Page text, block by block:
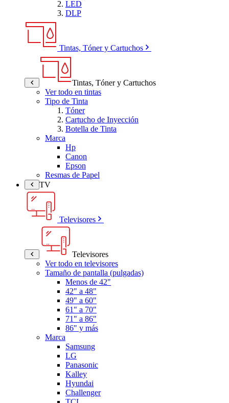
LED
DLP
Tintas, Tóner y Cartuchos
Tintas, Tóner y Cartuchos
Ver todo en tintas
Tipo de Tinta
Tóner
Cartucho de Inyección
Botella de Tinta
Marca
Hp
Canon
Epson
Resmas de Papel
TV
Televisores
Televisores
Ver todo en televisores
Tamaño de pantalla (pulgadas)
Menos de 42"
42" a 48"
49" a 60"
61" a 70"
71" a 86"
86" y más
Marca
Samsung
LG
Panasonic
Kalley
Hyundai
Challenger